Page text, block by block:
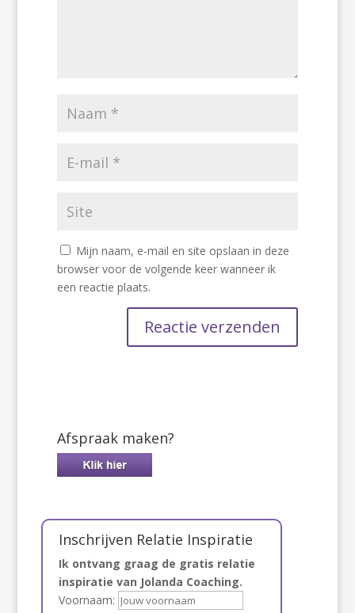
Mijn naam, e-mail en site opslaan in deze
browser voor de volgende keer wanneer ik
een reactie plaats.
Afspraak maken?
Inschrijven Relatie Inspiratie
Ik ontvang graag de gratis relatie
inspiratie van Jolanda Coaching.
Voornaam: